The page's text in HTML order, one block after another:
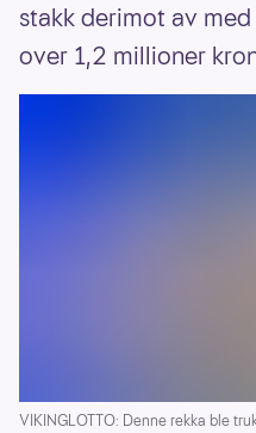
stakk derimot av
over 1,2 millioner
VIKINGLOTTO: Denne rekka ble